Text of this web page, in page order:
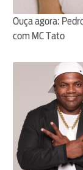
Ouça agora:
com MC Tato